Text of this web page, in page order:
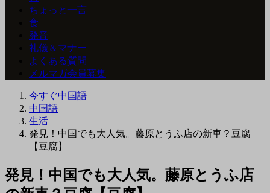
ちょっと一言
食
発音
礼儀＆マナー
よくある質問
メルマガ会員募集
今すぐ中国語
中国語
生活
発見！中国でも大人気。藤原とうふ店の新車？豆腐
【豆腐】
発見！中国でも大人気。藤原とうふ店